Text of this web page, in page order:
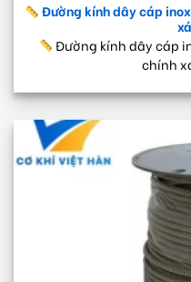
Đường kính dây cáp
Đường kính dây cáp
chính